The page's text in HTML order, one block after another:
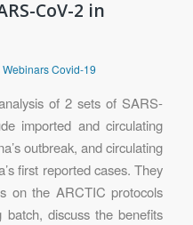
CoV-2 in
Webinars Covid-19
of 2 sets of SARS-
imported and circulating
outbreak, and circulating
first reported cases. They
on the ARCTIC protocols
discuss the benefits